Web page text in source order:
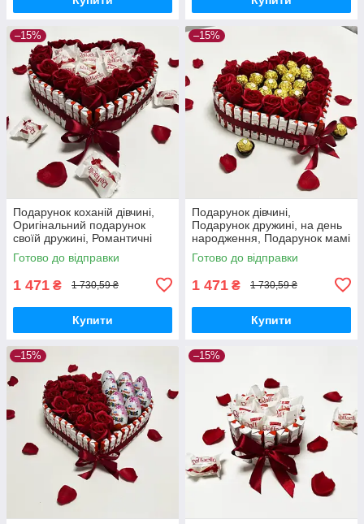
–15%
Подарунок коханій дівчині,
Оригінальний подарунок
своїй дружині, Романтичні
подарунки дівчині, Солодкі
подарункові бокси
Готово до відправки
1 471 ₴ 1 730,59 ₴
Купити
–15%
Подарунок дівчині,
Подарунок дружині, на день
народження, Подарунок мамі
на день народження, подрузі,
сестрі, доньці
Готово до відправки
1 471 ₴ 1 730,59 ₴
Купити
–15% –15%